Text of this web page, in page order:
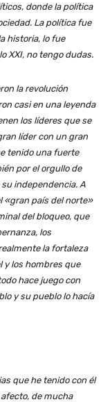
donde la política
La política fue
historia, lo fue
XXI, no tengo dudas.
la revolución
casi en una leyenda
los líderes que se
líder con un gran
tenido una fuerte
por el orgullo de
independencia. A
«gran país del norte»
del bloqueo, que
los
la fortaleza
y los hombres que
hace juego con
y su pueblo lo hacía
que he tenido con él
de mucha